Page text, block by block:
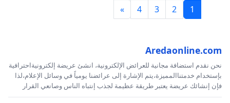
1
2
3
4
»
Aredaonline.com
نحن نقدم استضافة مجانية للعرائض الإلكترونية، انشئ عريضة إلكترونيةاحترافية
بإستخدام خدمتناالمميزة،يتم الإشارة إلى عرائضنا يومياً في وسائل الإعلام،لذا
فإن إنشائك عريضة يعتبر طريقة عظيمة لجذب إنتباه الناس وصانعي القرار